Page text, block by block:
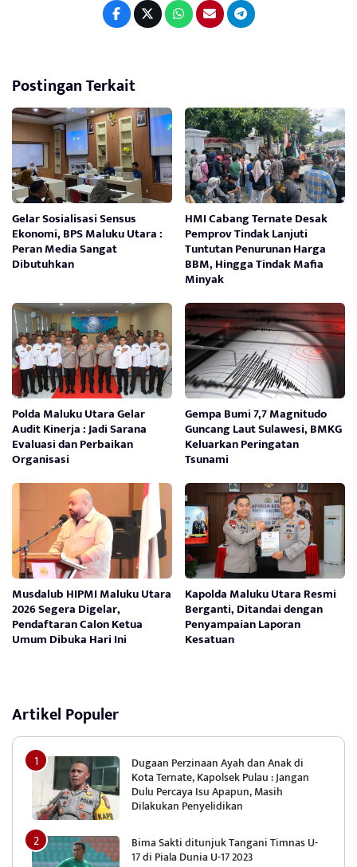
Postingan Terkait
Gelar Sosialisasi Sensus
Ekonomi, BPS Maluku Utara :
Peran Media Sangat
Dibutuhkan
HMI Cabang Ternate Desak
Pemprov Tindak Lanjuti
Tuntutan Penurunan Harga
BBM, Hingga Tindak Mafia
Minyak
Polda Maluku Utara Gelar
Audit Kinerja : Jadi Sarana
Evaluasi dan Perbaikan
Organisasi
Gempa Bumi 7,7 Magnitudo
Guncang Laut Sulawesi, BMKG
Keluarkan Peringatan
Tsunami
Musdalub HIPMI Maluku Utara
2026 Segera Digelar,
Pendaftaran Calon Ketua
Umum Dibuka Hari Ini
Kapolda Maluku Utara Resmi
Berganti, Ditandai dengan
Penyampaian Laporan
Kesatuan
Artikel Populer
Dugaan Perzinaan Ayah dan Anak di
Kota Ternate, Kapolsek Pulau : Jangan
Dulu Percaya Isu Apapun, Masih
Dilakukan Penyelidikan
Bima Sakti ditunjuk Tangani Timnas U-
17 di Piala Dunia U-17 2023